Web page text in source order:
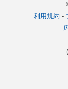
利用規約 -